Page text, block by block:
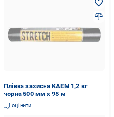
Плівка захисна KAEM 1,2 кг
чорна 500 мм x 95 м
оцінити